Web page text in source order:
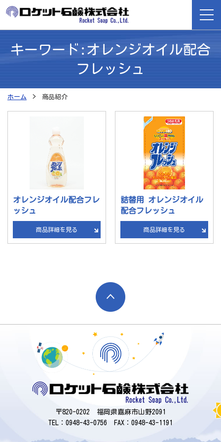
ホーム
よくある質問
採用情報
お問い合わせ
サイトマップ
OEM商品の生産をご検討中のお客さま
小売り・卸売業のみなさま
特定商取引法に基づく表示
キーワード:オレンジオイル配合
フレッシュ
ホーム 商品紹介
オレンジオイル配合フレ
ッシュ
商品詳細を見る
詰替用 オレンジオイル
配合フレッシュ
商品詳細を見る
〒820-0202 福岡県嘉麻市山野2091
TEL：0948-43-0756 FAX：0948-43-1191